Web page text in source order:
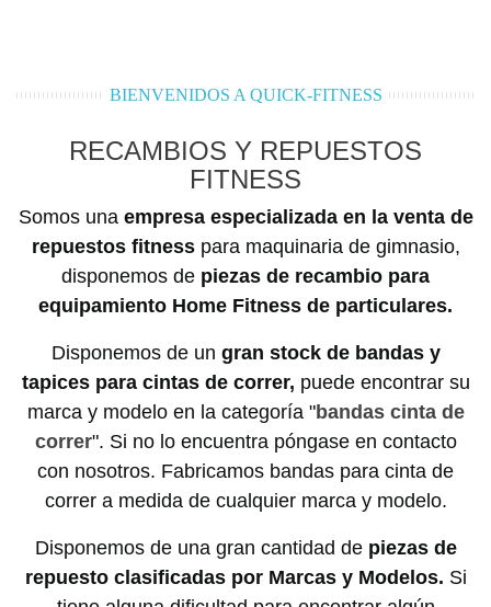
BIENVENIDOS A QUICK-FITNESS
RECAMBIOS Y REPUESTOS
FITNESS
Somos una empresa especializada en la venta de
repuestos fitnesspara maquinaria de gimnasio,
disponemos de piezas de recambio para
equipamiento Home Fitness de particulares.
Disponemos de un gran stock de bandas y
tapices para cintas de correr, puede encontrar su
marca y modelo en la categoría "bandas cinta de
correr". Si no lo encuentra póngase en contacto
con nosotros. Fabricamos bandas para cinta de
correr a medida de cualquier marca y modelo.
Disponemos de una gran cantidad de piezas de
repuesto clasificadas por Marcas y Modelos. Si